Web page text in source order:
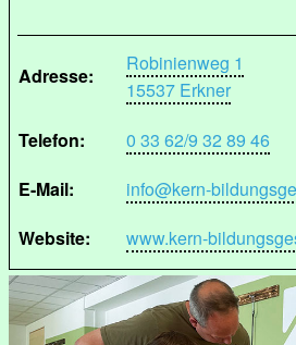
Adresse:
Robinienweg 1
15537 Erkner
Telefon:
0 33 62/9 32 89 46
E-Mail:
info@kern-
Website:
www.kern-